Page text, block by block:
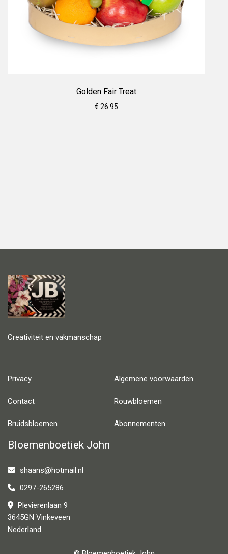
Golden Fair Treat
€ 26.95
Creativiteit en vakmanschap
Privacy Algemene voorwaarden
Contact Rouwbloemen
Bruidsbloemen Abonnementen
Bloemenboetiek John
shaans@hotmail.nl
0297-265286
Plevierenlaan 9
3645GN Vinkeveen
Nederland